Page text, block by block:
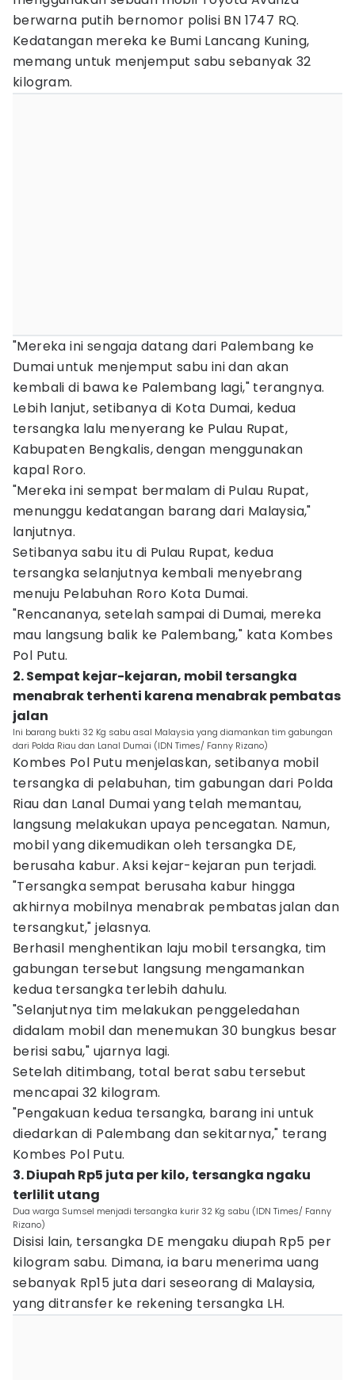
berwarna putih bernomor polisi BN 1747 RQ.
Kedatangan mereka ke Bumi Lancang Kuning,
memang untuk menjemput sabu sebanyak 32
kilogram.
"Mereka ini sengaja datang dari Palembang ke
Dumai untuk menjemput sabu ini dan akan
kembali di bawa ke Palembang lagi," terangnya.
Lebih lanjut, setibanya di Kota Dumai, kedua
tersangka lalu menyerang ke Pulau Rupat,
Kabupaten Bengkalis, dengan menggunakan
kapal Roro.
"Mereka ini sempat bermalam di Pulau Rupat,
menunggu kedatangan barang dari Malaysia,"
lanjutnya.
Setibanya sabu itu di Pulau Rupat, kedua
tersangka selanjutnya kembali menyebrang
menuju Pelabuhan Roro Kota Dumai.
"Rencananya, setelah sampai di Dumai, mereka
mau langsung balik ke Palembang," kata Kombes
Pol Putu.
2. Sempat kejar-kejaran, mobil tersangka
menabrak terhenti karena menabrak pembatas
jalan
Ini barang bukti 32 Kg sabu asal Malaysia yang diamankan tim gabungan
dari Polda Riau dan Lanal Dumai (IDN Times/ Fanny Rizano)
Kombes Pol Putu menjelaskan, setibanya mobil
tersangka di pelabuhan, tim gabungan dari Polda
Riau dan Lanal Dumai yang telah memantau,
langsung melakukan upaya pencegatan. Namun,
mobil yang dikemudikan oleh tersangka DE,
berusaha kabur. Aksi kejar-kejaran pun terjadi.
"Tersangka sempat berusaha kabur hingga
akhirnya mobilnya menabrak pembatas jalan dan
tersangkut," jelasnya.
Berhasil menghentikan laju mobil tersangka, tim
gabungan tersebut langsung mengamankan
kedua tersangka terlebih dahulu.
"Selanjutnya tim melakukan penggeledahan
didalam mobil dan menemukan 30 bungkus besar
berisi sabu," ujarnya lagi.
Setelah ditimbang, total berat sabu tersebut
mencapai 32 kilogram.
"Pengakuan kedua tersangka, barang ini untuk
diedarkan di Palembang dan sekitarnya," terang
Kombes Pol Putu.
3. Diupah Rp5 juta per kilo, tersangka ngaku
terlilit utang
Dua warga Sumsel menjadi tersangka kurir 32 Kg sabu (IDN Times/ Fanny
Rizano)
Disisi lain, tersangka DE mengaku diupah Rp5 per
kilogram sabu. Dimana, ia baru menerima uang
sebanyak Rp15 juta dari seseorang di Malaysia,
yang ditransfer ke rekening tersangka LH.